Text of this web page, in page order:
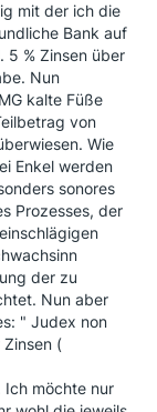
mit der ich die
Bank auf
5 % Zinsen über
Nun
kalte Füße
von
Wie
Enkel werden
sonores
Prozesses, der
der zu
Nun aber
" Judex non
(
Ich möchte nur